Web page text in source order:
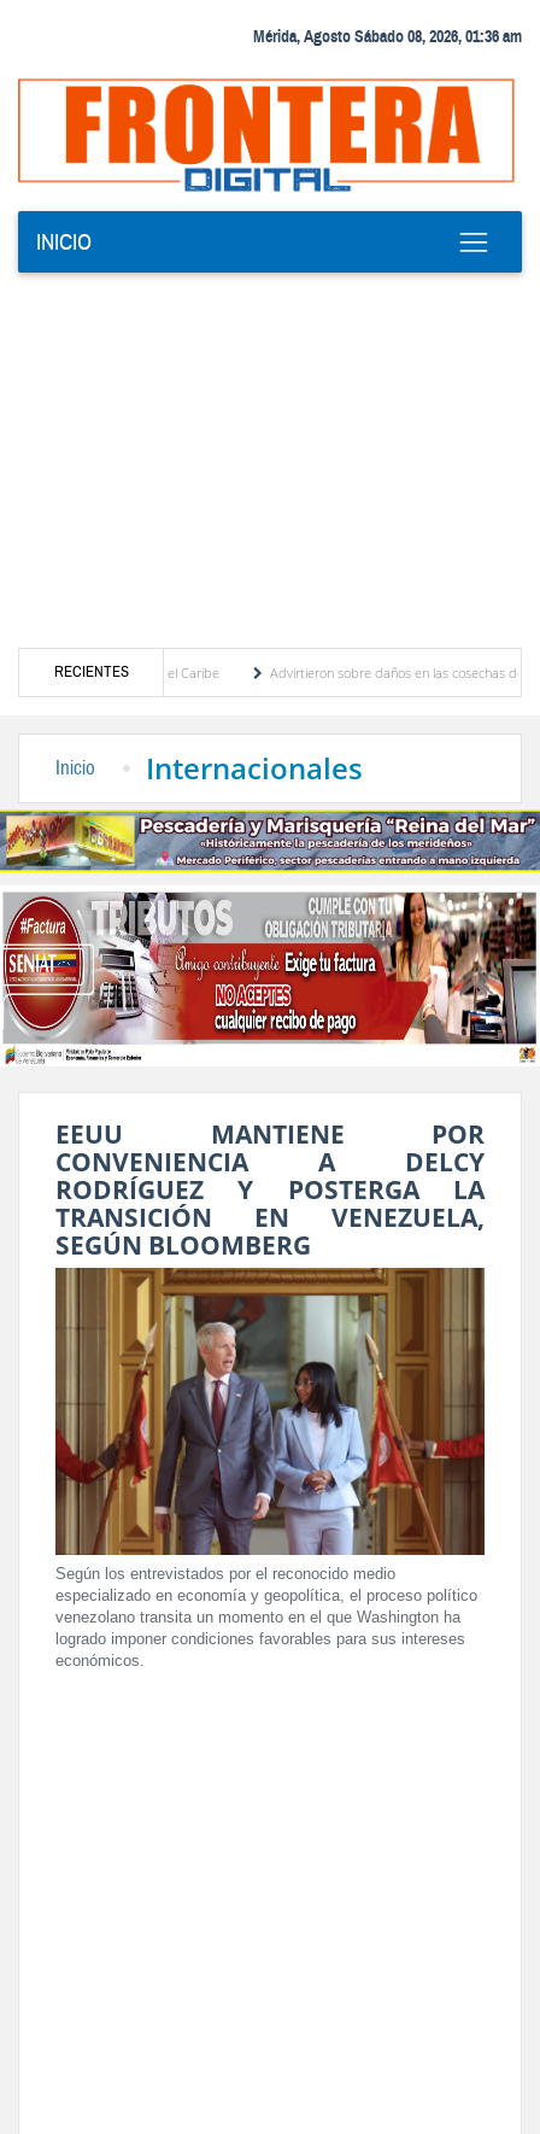
Mérida, Agosto Sábado 08, 2026, 01:36 am
INICIO
RECIENTES
y del Caribe
Advirtieron sobre daños en las cosechas de los Andes
Inicio Internacionales
EEUU MANTIENE POR
CONVENIENCIA A DELCY
RODRÍGUEZ Y POSTERGA LA
TRANSICIÓN EN VENEZUELA,
SEGÚN BLOOMBERG
Según los entrevistados por el reconocido medio
especializado en economía y geopolítica, el proceso político
venezolano transita un momento en el que Washington ha
logrado imponer condiciones favorables para sus intereses
económicos.